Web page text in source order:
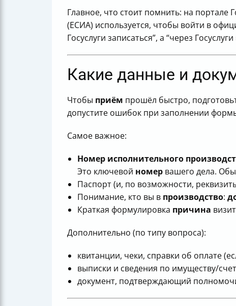
Как работать с календарем записи на
Что делать, если в календаре нет
Как часто нужно проверять
Что делать, если запись к приставам
Как уточнить информацию о личном
Как получить подтверждение записи
Какие документы необходимо взять с
Какие существуют дистанционные
В чем особенности и недостатки
Почему личный визит в отделение
Как осуществляется запись на прием к
Альтернативные методы записи, если
Последствия опоздания на приём к
Что в итоге: быстрый план, чтобы
Главное, что стоит помнить: на портале
(ЕСИА) используется, чтобы войти в
Госуслуги записаться”, а “через
Какие данные и
Чтобы приём прошёл быстро,
допустите ошибок при заполнении
Самое важное:
Номер исполнительного
Это ключевой номер вашего дела.
Паспорт (и, по возможности,
Понимание, кто вы в производство:
Краткая формулировка причина
Дополнительно (по типу вопроса):
квитанции, чеки, справки об оплате
выписки и сведения по имуществу/
документ, подтверждающий